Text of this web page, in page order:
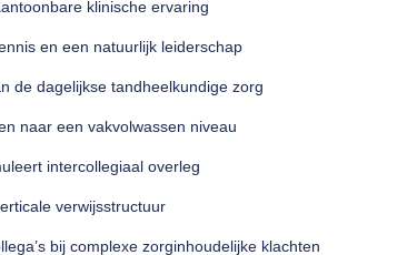
klinische ervaring
en een natuurlijk leiderschap
de dagelijkse tandheelkundige zorg
naar een vakvolwassen niveau
intercollegiaal overleg
verwijsstructuur
bij complexe zorginhoudelijke klachten